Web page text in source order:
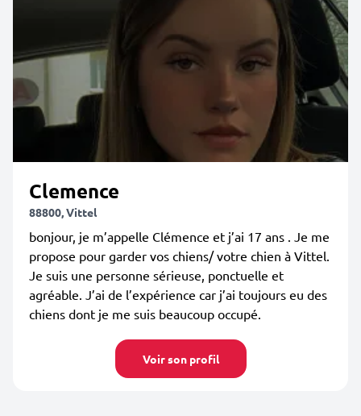
Clemence
88800, Vittel
bonjour, je m’appelle Clémence et j’ai 17 ans . Je me
propose pour garder vos chiens/ votre chien à Vittel.
Je suis une personne sérieuse, ponctuelle et
agréable. J’ai de l’expérience car j’ai toujours eu des
chiens dont je me suis beaucoup occupé.
Voir son profil